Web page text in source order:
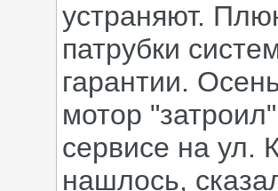
устраняют.
патрубки
гарантии.
мотор
сервисе на ул.
нашлось,